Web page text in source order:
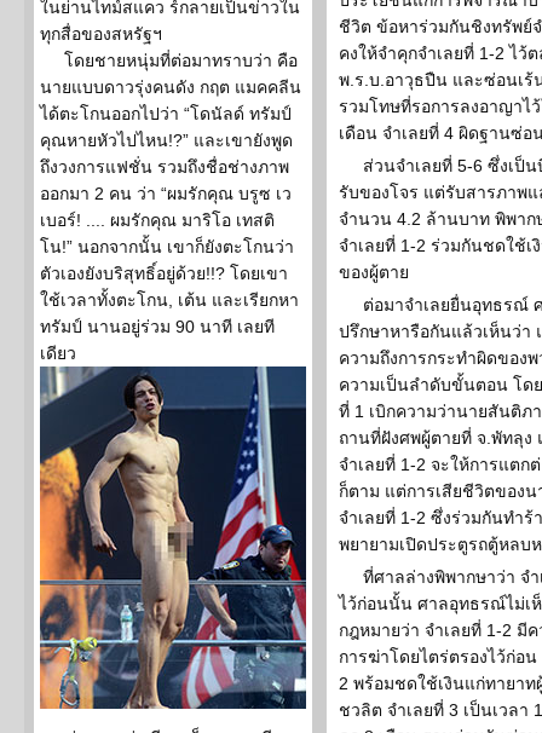
ในย่านไทม์สแคว ร์กลายเป็นข่าวใน
ทุกสื่อของสหรัฐฯ
โดยชายหนุ่มที่ต่อมาทราบว่า คือ
นายแบบดาวรุ่งคนดัง กฤต แมคคลีน
ได้ตะโกนออกไปว่า “โดนัลด์ ทรัมป์
คุณหายหัวไปไหน!?” และเขายังพูด
ถึงวงการแฟชั่น รวมถึงชื่อช่างภาพ
ออกมา 2 คน ว่า “ผมรักคุณ บรูซ เว
เบอร์! .... ผมรักคุณ มาริโอ เทสติ
โน!” นอกจากนั้น เขาก็ยังตะโกนว่า
ตัวเองยังบริสุทธิ์อยู่ด้วย!!? โดยเขา
ใช้เวลาทั้งตะโกน, เต้น และเรียกหา
ทรัมป์ นานอยู่ร่วม 90 นาที เลยที
เดียว
ชีวิต ข้อหาร่วมกันชิงทรัพย์
คงให้จำคุกจำเลยที่ 1-2 ไ
พ.ร.บ.อาวุธปืน และซ่อนเร้
รวมโทษที่รอการลงอาญาไ
เดือน จำเลยที่ 4 ผิดฐานซ่อ
ส่วนจำเลยที่ 5-6 ซึ่งเป็
รับของโจร แต่รับสารภาพ
จำนวน 4.2 ล้านบาท พิพาก
จำเลยที่ 1-2 ร่วมกันชดใช้
ของผู้ตาย
ต่อมาจำเลยยื่นอุทธรณ์
ปรึกษาหารือกันแล้วเห็นว่า
ความถึงการกระทำผิดของ
ความเป็นลำดับขั้นตอน โด
ที่ 1 เบิกความว่านายสันติภ
ถานที่ฝังศพผู้ตายที่ จ.พัทลุ
จำเลยที่ 1-2 จะให้การแตก
ก็ตาม แต่การเสียชีวิตของน
จำเลยที่ 1-2 ซึ่งร่วมกันทำ
พยายามเปิดประตูรถตู้หลบ
ที่ศาลล่างพิพากษาว่า จ
ไว้ก่อนนั้น ศาลอุทธรณ์ไม่เ
กฎหมายว่า จำเลยที่ 1-2 มี
การฆ่าโดยไตร่ตรองไว้ก่อ
2 พร้อมชดใช้เงินแก่ทายา
ชวลิต จำเลยที่ 3 เป็นเวลา